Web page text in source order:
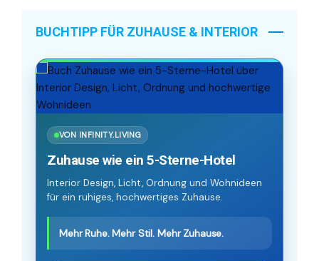
BUCHTIPP FÜR ZUHAUSE & INTERIOR
VON INFINITY.LIVING
Zuhause wie ein 5-Sterne-Hotel
Interior Design, Licht, Ordnung und Wohnideen
für ein ruhiges, hochwertiges Zuhause.
Mehr Ruhe. Mehr Stil. Mehr Zuhause.